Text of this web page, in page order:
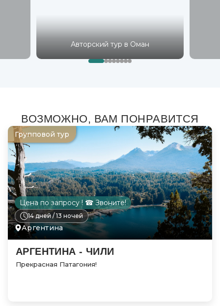
Авторский тур в Оман
ВОЗМОЖНО, ВАМ ПОНРАВИТСЯ
Цена по запросу ! ☎ Звоните!
14 дней / 13 ночей
Аргентина
Групповой тур
АРГЕНТИНА - ЧИЛИ
Прекрасная Патагония!